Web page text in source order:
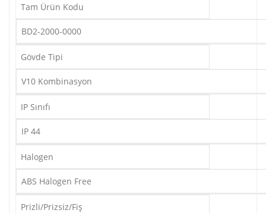
Tam Ürün Kodu
BD2-2000-0000
Gövde Tipi
V10 Kombinasyon
IP Sınıfı
IP 44
Halogen
ABS Halogen Free
Prizli/Prizsiz/Fiş